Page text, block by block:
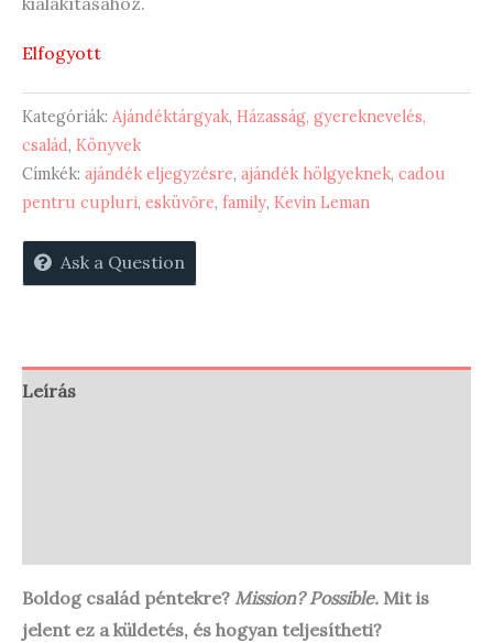
Elfogyott
Kategóriák: Ajándéktárgyak, Házasság, gyereknevelés,
család, Könyvek
Címkék: ajándék eljegyzésre, ajándék hölgyeknek, cadou
pentru cupluri, esküvőre, family, Kevin Leman
Ask a Question
Leírás
Boldog család péntekre? Mission? Possible. Mit is
jelent ez a küldetés, és hogyan teljesítheti?